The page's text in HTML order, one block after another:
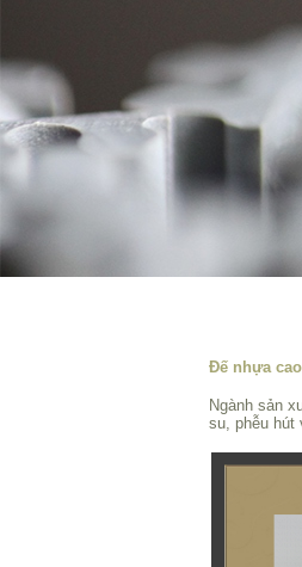
Đế nhựa
Ngành sản
su, phễu hút